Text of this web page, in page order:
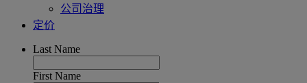
公司治理
定价
Last Name
First Name